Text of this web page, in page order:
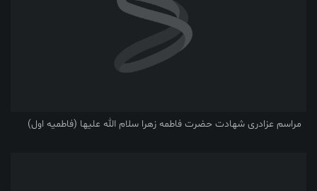
مراسم عزادری شهادت حضرت فاطمه زهرا سلام الله علیها (فاطمیه اول)